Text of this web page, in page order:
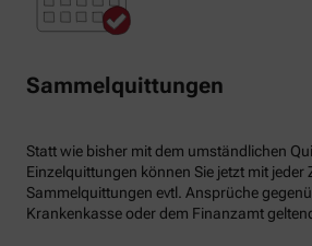
Sammelquittungen
Statt wie bisher mit dem umständlichen
Einzelquittungen können Sie jetzt mit jeder
Sammelquittungen evtl. Ansprüche
Krankenkasse oder dem Finanzamt